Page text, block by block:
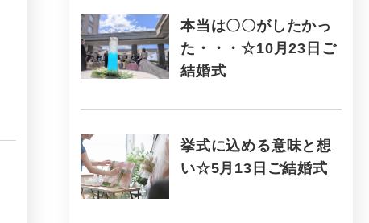
本当は〇〇がしたかっ
た・・・☆10月23日ご
結婚式
挙式に込める意味と想
い☆5月13日ご結婚式